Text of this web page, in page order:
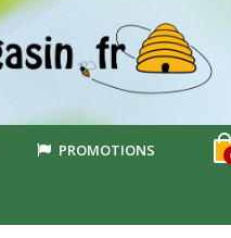
PROMOTIONS